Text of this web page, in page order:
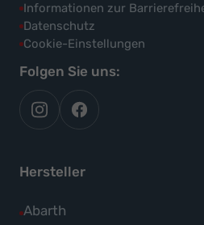
Informationen zur
Datenschutz
Cookie-Einstellungen
Folgen Sie uns:
autoflex
auf
autoflex24
auf
Hersteller
Abarth
Alle